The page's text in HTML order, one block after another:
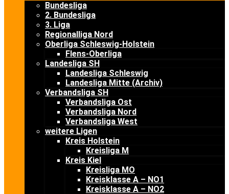
Bundesliga
2. Bundesliga
3. Liga
Regionalliga Nord
Oberliga Schleswig-Holstein
Flens-Oberliga
Landesliga SH
Landesliga Schleswig
Landesliga Mitte (Archiv)
Verbandsliga SH
Verbandsliga Ost
Verbandsliga Nord
Verbandsliga West
weitere Ligen
Kreis Holstein
Kreisliga M
Kreis Kiel
Kreisliga MO
Kreisklasse A – NO1
Kreisklasse A – NO2